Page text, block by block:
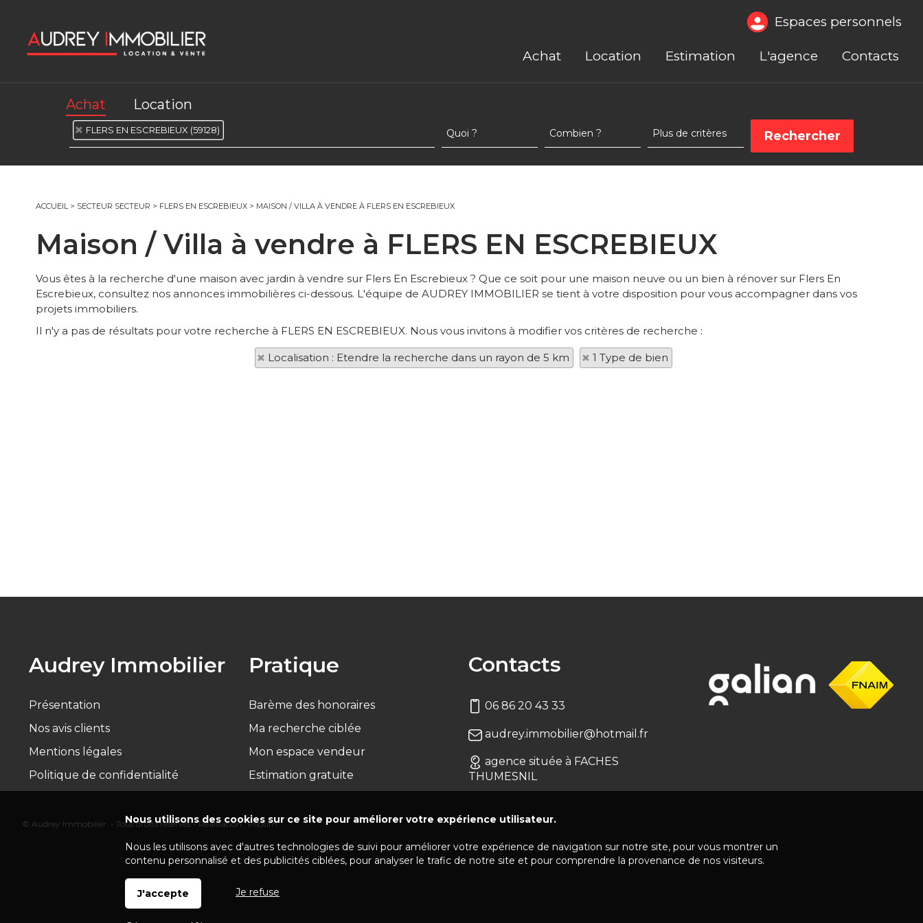
Espaces personnels
Achat Location Estimation L'agence Contacts
Achat Location
FLERS EN ESCREBIEUX (59128)
ACCUEIL> SECTEUR SECTEUR > FLERS EN ESCREBIEUX > MAISON / VILLA À VENDRE À FLERS EN ESCREBIEUX
Maison / Villa à vendre à FLERS EN ESCREBIEUX
Vous êtes à la recherche d'une maison avec jardin à vendre sur Flers En Escrebieux ? Que ce soit pour une maison neuve ou un bien à rénover sur Flers En
Escrebieux, consultez nos annonces immobilières ci-dessous. L'équipe de AUDREY IMMOBILIER se tient à votre disposition pour vous accompagner dans vos
projets immobiliers.
Il n'y a pas de résultats pour votre recherche à FLERS EN ESCREBIEUX. Nous vous invitons à modifier vos critères de recherche :
Localisation : Etendre la recherche dans un rayon de 5 km 1 Type de bien
Audrey Immobilier
Présentation
Nos avis clients
Mentions légales
Politique de confidentialité
Pratique
Barème des honoraires
Ma recherche ciblée
Mon espace vendeur
Estimation gratuite
Contacts
06 86 20 43 33
audrey.immobilier@hotmail.fr
agence située à FACHES
THUMESNIL
© Audrey Immobilier - Tous droits réservés - Réalisation :Pilotim
Nous utilisons des cookies sur ce site pour améliorer votre expérience utilisateur.
Nous les utilisons avec d'autres technologies de suivi pour améliorer votre expérience de navigation sur notre site, pour vous montrer un
contenu personnalisé et des publicités ciblées, pour analyser le trafic de notre site et pour comprendre la provenance de nos visiteurs.
J'accepte Je refuse